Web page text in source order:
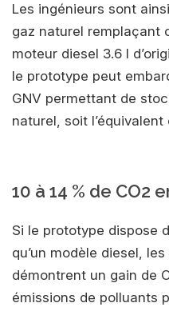
Les ingénieurs sont
gaz naturel remplaçant
moteur diesel 3.6 l
le prototype peut
GNV permettant de
naturel, soit
10 à 14 % de CO2
Si le prototype dispose
qu’un modèle diesel,
démontrent un gain de
émissions de polluants